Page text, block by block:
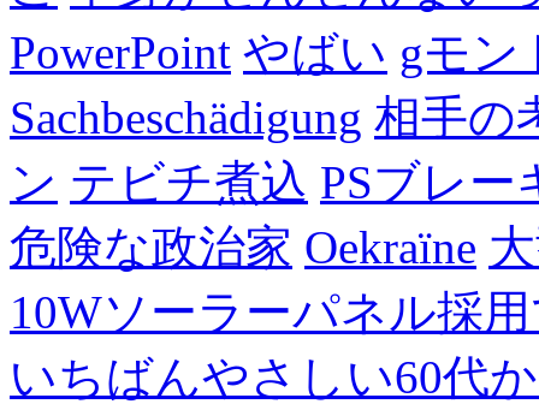
PowerPoint やばい gモン
Sachbeschädigung 相手の
ン テビチ煮込 PSブレー
危険な政治家 Oekraïne
10Wソーラーパネル採
いちばんやさしい60代